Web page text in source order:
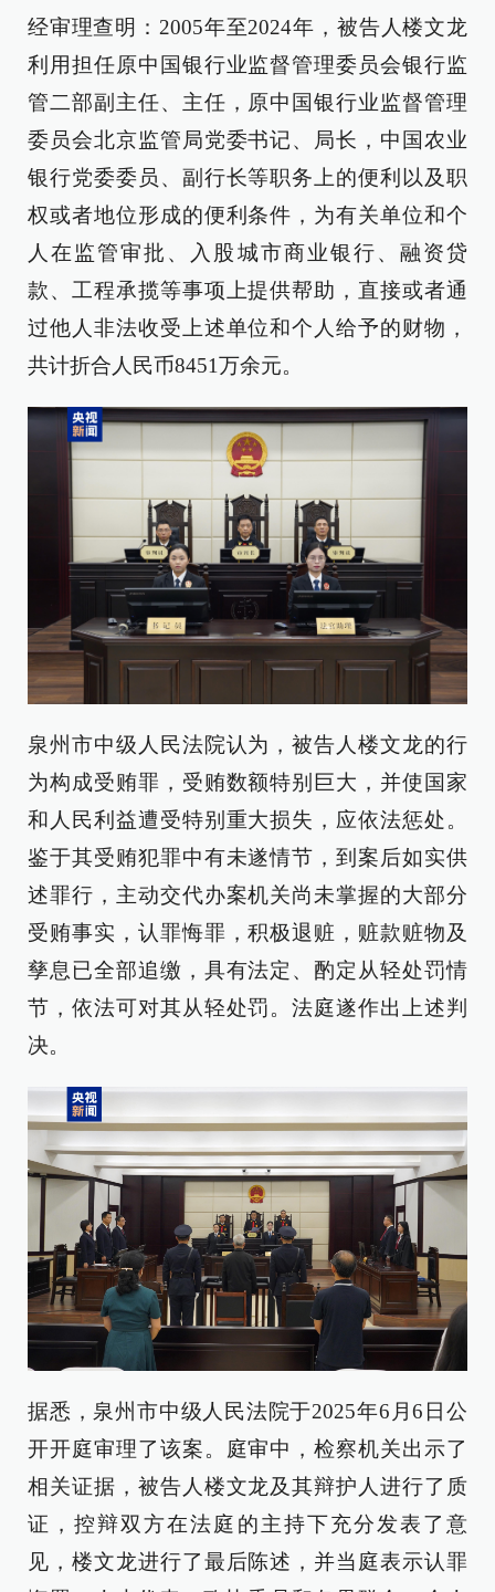
经审理查明：2005年至2024年，被告人楼文龙
利用担任原中国银行业监督管理委员会银行监
管二部副主任、主任，原中国银行业监督管理
委员会北京监管局党委书记、局长，中国农业
银行党委委员、副行长等职务上的便利以及职
权或者地位形成的便利条件，为有关单位和个
人在监管审批、入股城市商业银行、融资贷
款、工程承揽等事项上提供帮助，直接或者通
过他人非法收受上述单位和个人给予的财物，
共计折合人民币8451万余元。
泉州市中级人民法院认为，被告人楼文龙的行
为构成受贿罪，受贿数额特别巨大，并使国家
和人民利益遭受特别重大损失，应依法惩处。
鉴于其受贿犯罪中有未遂情节，到案后如实供
述罪行，主动交代办案机关尚未掌握的大部分
受贿事实，认罪悔罪，积极退赃，赃款赃物及
孳息已全部追缴，具有法定、酌定从轻处罚情
节，依法可对其从轻处罚。法庭遂作出上述判
决。
据悉，泉州市中级人民法院于2025年6月6日公
开开庭审理了该案。庭审中，检察机关出示了
相关证据，被告人楼文龙及其辩护人进行了质
证，控辩双方在法庭的主持下充分发表了意
见，楼文龙进行了最后陈述，并当庭表示认罪